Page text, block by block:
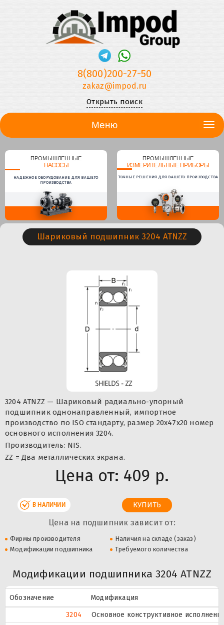
8(800)200-27-50
zakaz@impod.ru
Открыть поиск
Меню
ПРОМЫШЛЕННЫЕ
НАСОСЫ
НАДЕЖНОЕ ОБОРУДОВАНИЕ ДЛЯ ВАШЕГО
ПРОИЗВОДСТВА
ПРОМЫШЛЕННЫЕ
ИЗМЕРИТЕЛЬНЫЕ ПРИБОРЫ
ТОЧНЫЕ РЕШЕНИЯ ДЛЯ ВАШЕГО ПРОИЗВОДСТВА
Шариковый подшипник 3204 ATNZZ
3204 ATNZZ — Шариковый радиально-упорный
подшипник однонаправленный, импортное
производство по ISO стандарту, размер 20x47x20 номер
основного исполнения 3204.
Производитель: NIS.
ZZ = Два металлических экрана.
Цена от: 409 р.
В НАЛИЧИИ
Цена на подшипник зависит от:
Фирмы производителя
Наличия на складе (заказ)
Модификации подшипника
Требуемого количества
Модификации подшипника 3204 ATNZZ
Обозначение
Модификация
3204
Основное конструктивное